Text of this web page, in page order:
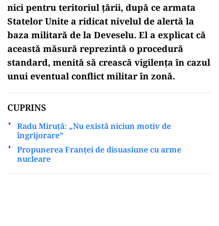
nici pentru teritoriul țării, după ce armata
Statelor Unite a ridicat nivelul de alertă la
baza militară de la Deveselu. El a explicat că
această măsură reprezintă o procedură
standard, menită să crească vigilența în cazul
unui eventual conflict militar în zonă.
CUPRINS
Radu Miruță: „Nu există niciun motiv de
îngrijorare”
Propunerea Franței de disuasiune cu arme
nucleare